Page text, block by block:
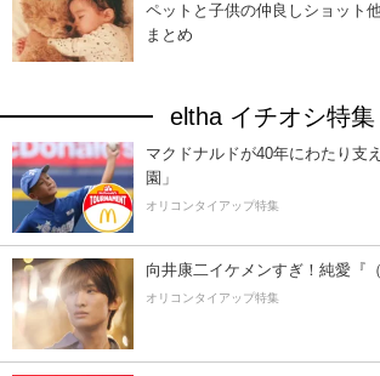
ペットと子供の仲良しショット
まとめ
eltha イチオシ特集
マクドナルドが40年にわたり支
園」
オリコンタイアップ特集
向井康二イケメンすぎ！純愛『
オリコンタイアップ特集